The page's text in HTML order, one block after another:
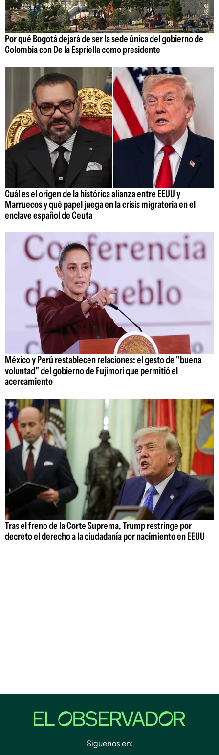
Por qué Bogotá dejará de ser la sede única del gobierno de
Colombia con De la Espriella como presidente
Cuál es el origen de la histórica alianza entre EEUU y
Marruecos y qué papel juega en la crisis migratoria en el
enclave español de Ceuta
México y Perú restablecen relaciones: el gesto de "buena
voluntad" del gobierno de Fujimori que permitió el
acercamiento
Tras el freno de la Corte Suprema, Trump restringe por
decreto el derecho a la ciudadanía por nacimiento en EEUU
Siguenos en: